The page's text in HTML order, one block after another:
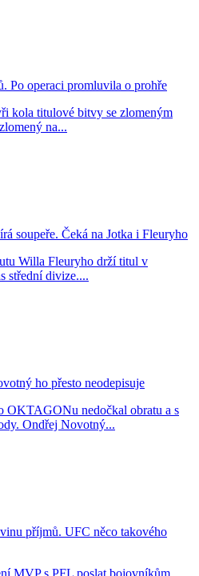
Po operaci promluvila o prohře
kola titulové bitvy se zlomeným
na...
soupeře. Čeká na Jotka i Fleuryho
Willa Fleuryho drží titul v
střední divize....
ho přesto neodepisuje
OKTAGONu nedočkal obratu a s
Ondřej Novotný...
příjmů. UFC něco takového
MVP s PFL poslat bojovníkům